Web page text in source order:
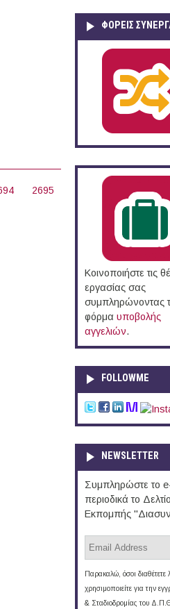
κατάστημα Aboutservice στην
2695
ΦΟΡΕΙΣ
Κοινοποιήστε τις
εργασίας σας
συμπληρώνοντας
φόρμα υποβολής
αγγελιών.
FOLLOWME
NEWSLETTER
Συμπληρώστε το
περιοδικά το
Εκπομπής
Παρακαλώ, όσοι
χρησιμοποιείτε για την
& Σταδιοδρομίας του